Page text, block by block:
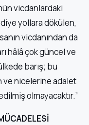
vicdanlardaki
diye yollara dökülen,
vicdanından da
hâlâ çok güncel ve
barış; bu
ve nicelerine adalet
olmayacaktır.”